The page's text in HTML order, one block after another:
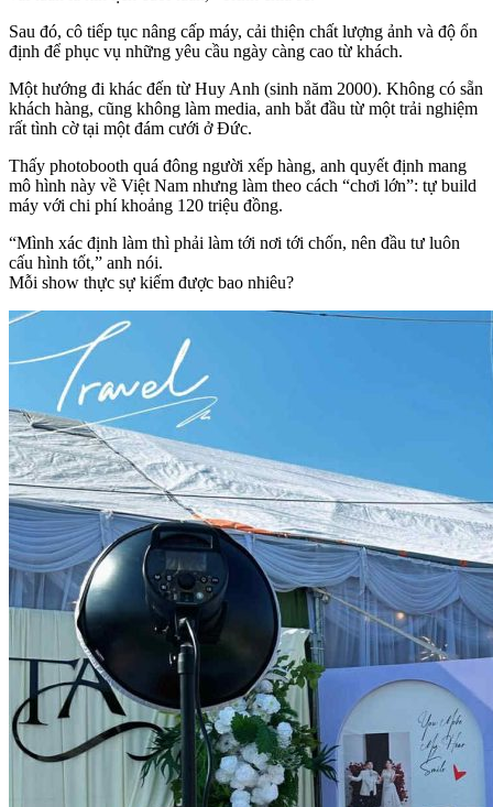
Sau đó, cô tiếp tục nâng cấp máy, cải thiện chất lượng ảnh và độ ổn
định để phục vụ những yêu cầu ngày càng cao từ khách.
Một hướng đi khác đến từ Huy Anh (sinh năm 2000). Không có sẵn
khách hàng, cũng không làm media, anh bắt đầu từ một trải nghiệm
rất tình cờ tại một đám cưới ở Đức.
Thấy photobooth quá đông người xếp hàng, anh quyết định mang
mô hình này về Việt Nam nhưng làm theo cách “chơi lớn”: tự build
máy với chi phí khoảng 120 triệu đồng.
“Mình xác định làm thì phải làm tới nơi tới chốn, nên đầu tư luôn
cấu hình tốt,” anh nói.
Mỗi show thực sự kiếm được bao nhiêu?